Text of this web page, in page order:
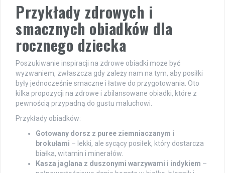
Przykłady zdrowych i
smacznych obiadków dla
rocznego dziecka
Poszukiwanie inspiracji na zdrowe obiadki może być
wyzwaniem, zwłaszcza gdy zależy nam na tym, aby posiłki
były jednocześnie smaczne i łatwe do przygotowania. Oto
kilka propozycji na zdrowe i zbilansowane obiadki, które z
pewnością przypadną do gustu maluchowi.
Przykłady obiadków:
Gotowany dorsz z puree ziemniaczanym i
brokułami – lekki, ale sycący posiłek, który dostarcza
białka, witamin i minerałów.
Kasza jaglana z duszonymi warzywami i indykiem –